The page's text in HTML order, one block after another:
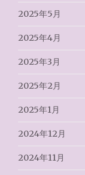
2025年5月
2025年4月
2025年3月
2025年2月
2025年1月
2024年12月
2024年11月